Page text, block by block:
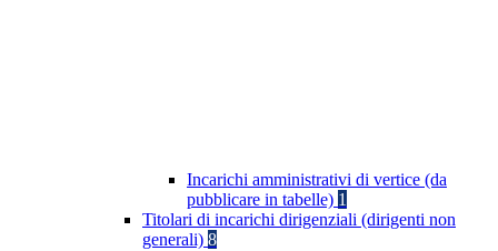
Incarichi amministrativi di vertice (da
pubblicare in tabelle) 1
Titolari di incarichi dirigenziali (dirigenti non
generali) 8